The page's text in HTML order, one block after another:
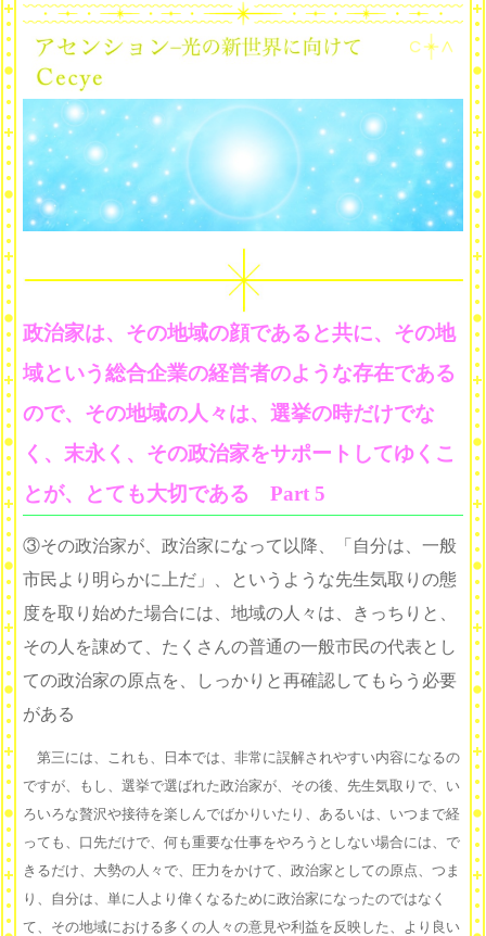
政治家は、その地域の顔であると共に、その地
域という総合企業の経営者のような存在である
ので、その地域の人々は、選挙の時だけでな
く、末永く、その政治家をサポートしてゆくこ
とが、とても大切である Part 5
③その政治家が、政治家になって以降、「自分は、一般
市民より明らかに上だ」、というような先生気取りの態
度を取り始めた場合には、地域の人々は、きっちりと、
その人を諌めて、たくさんの普通の一般市民の代表とし
ての政治家の原点を、しっかりと再確認してもらう必要
がある
第三には、これも、日本では、非常に誤解されやすい内容になるの
ですが、もし、選挙で選ばれた政治家が、その後、先生気取りで、い
ろいろな贅沢や接待を楽しんでばかりいたり、あるいは、いつまで経
っても、口先だけで、何も重要な仕事をやろうとしない場合には、で
きるだけ、大勢の人々で、圧力をかけて、政治家としての原点、つま
り、自分は、単に人より偉くなるために政治家になったのではなく
て、その地域における多くの人々の意見や利益を反映した、より良い